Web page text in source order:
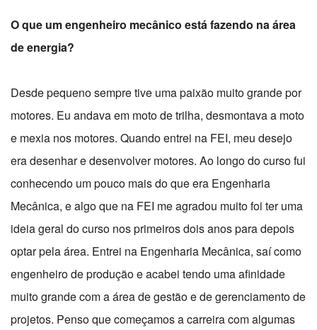
O que um engenheiro mecânico está fazendo na área
de energia?
Desde pequeno sempre tive uma paixão muito grande por
motores. Eu andava em moto de trilha, desmontava a moto
e mexia nos motores. Quando entrei na FEI, meu desejo
era desenhar e desenvolver motores. Ao longo do curso fui
conhecendo um pouco mais do que era Engenharia
Mecânica, e algo que na FEI me agradou muito foi ter uma
ideia geral do curso nos primeiros dois anos para depois
optar pela área. Entrei na Engenharia Mecânica, saí como
engenheiro de produção e acabei tendo uma afinidade
muito grande com a área de gestão e de gerenciamento de
projetos. Penso que começamos a carreira com algumas